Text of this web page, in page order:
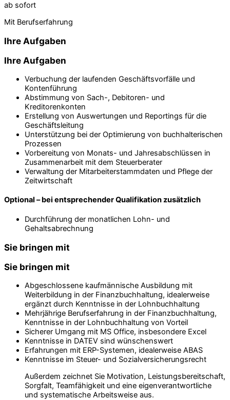
ab sofort
Mit Berufserfahrung
Ihre Aufgaben
Ihre Aufgaben
Verbuchung der laufenden Geschäftsvorfälle und
Kontenführung
Abstimmung von Sach-, Debitoren- und
Kreditorenkonten
Erstellung von Auswertungen und Reportings für die
Geschäftsleitung
Unterstützung bei der Optimierung von buchhalterischen
Prozessen
Vorbereitung von Monats- und Jahresabschlüssen in
Zusammenarbeit mit dem Steuerberater
Verwaltung der Mitarbeiterstammdaten und Pflege der
Zeitwirtschaft
Optional – bei entsprechender Qualifikation zusätzlich
Durchführung der monatlichen Lohn- und
Gehaltsabrechnung
Sie bringen mit
Sie bringen mit
Abgeschlossene kaufmännische Ausbildung mit
Weiterbildung in der Finanzbuchhaltung, idealerweise
ergänzt durch Kenntnisse in der Lohnbuchhaltung
Mehrjährige Berufserfahrung in der Finanzbuchhaltung,
Kenntnisse in der Lohnbuchhaltung von Vorteil
Sicherer Umgang mit MS Office, insbesondere Excel
Kenntnisse in DATEV sind wünschenswert
Erfahrungen mit ERP-Systemen, idealerweise ABAS
Kenntnisse im Steuer- und Sozialversicherungsrecht
Außerdem zeichnet Sie Motivation, Leistungsbereitschaft,
Sorgfalt, Teamfähigkeit und eine eigenverantwortliche
und systematische Arbeitsweise aus.